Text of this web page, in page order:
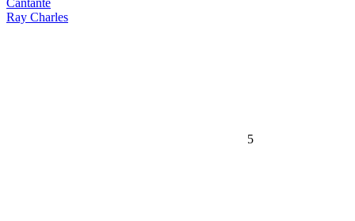
Cantante
Ray Charles
5